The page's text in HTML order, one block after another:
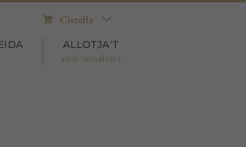
Cistella
ALLOTJA’T
amb nosaltres